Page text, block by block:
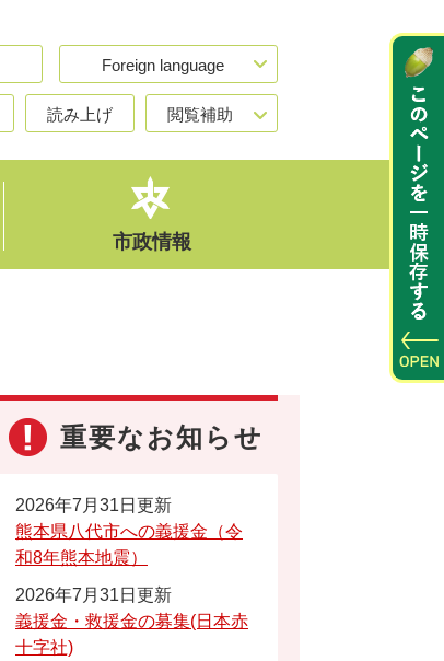
Foreign language
読み上げ 閲覧補助
市政情報
重要なお知らせ
2026年7月31日更新
熊本県八代市への義援金（令
和8年熊本地震）
2026年7月31日更新
義援金・救援金の募集(日本赤
十字社)